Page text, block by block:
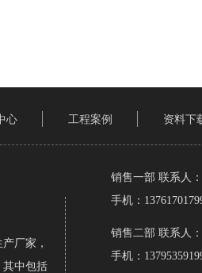
销售一部 联系人
手机：
销售二部 联系人
手机：
厂家，
其中包括
心 工程案例 资料下